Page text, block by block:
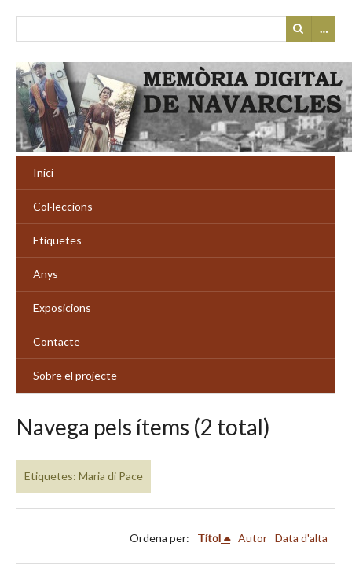
…
Inici
Col·leccions
Etiquetes
Anys
Exposicions
Contacte
Sobre el projecte
Navega pels ítems (2 total)
Etiquetes: Maria di Pace
Ordena per: Títol Autor Data d'alta